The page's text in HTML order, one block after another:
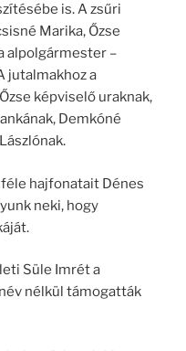
is. A zsűri
Marika, Őzse
alpolgármester –
jutalmakhoz a
képviselő uraknak,
Demkóné
hajfonatait Dénes
neki, hogy
Süle Imrét a
nélkül támogatták